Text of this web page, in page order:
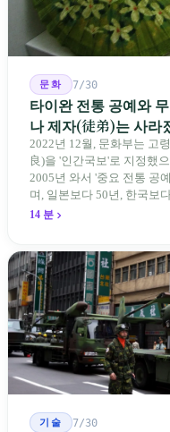
문화 7/30
타이완 전통 공예와
나 제자(徒弟)는 사라
2022년 12월, 문화부는 고
良)을 '인간국보'로 지정했
2005년 와서 '중요 전통 공
며, 일본보다 50년, 한국보
자 제도는 이미 1970-80년
14 분
기술 7/30